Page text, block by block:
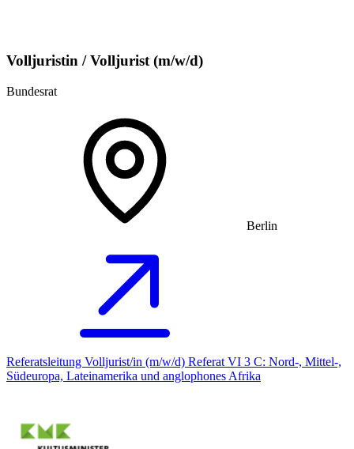
Volljuristin / Volljurist (m/w/d)
Bundesrat
Berlin
Referatsleitung Volljurist/in (m/w/d) Referat VI 3 C: Nord-, Mittel-,
Südeuropa, Lateinamerika und anglophones Afrika